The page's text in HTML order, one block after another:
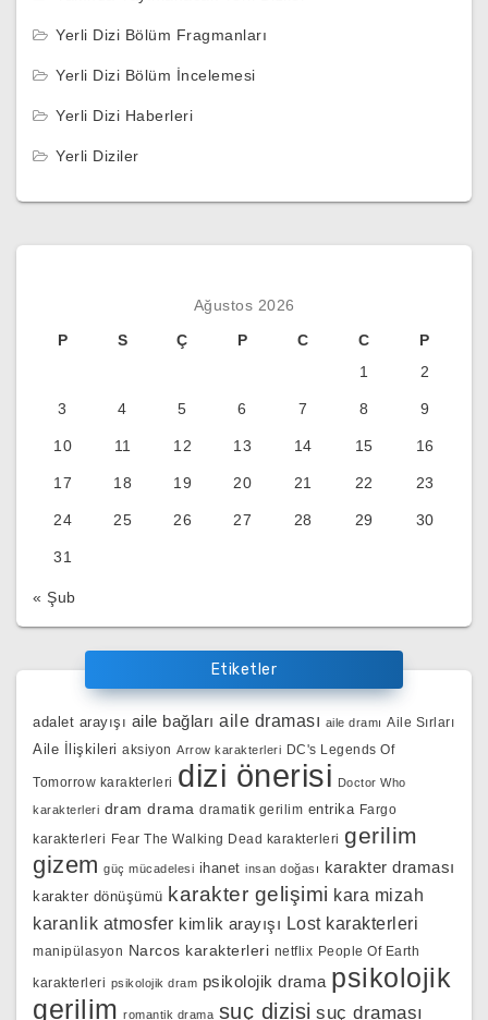
Yerli Dizi Bölüm Fragmanları
Yerli Dizi Bölüm İncelemesi
Yerli Dizi Haberleri
Yerli Diziler
Ağustos 2026
P
S Ç P C C
P
1
2
3 4 5 6 7 8 9
10 11 12 13 14 15 16
17 18 19 20 21 22 23
24 25 26 27 28 29 30
31
« Şub
Etiketler
adalet arayışı aile bağları aile draması aile dramı Aile Sırları
Aile İlişkileri aksiyon Arrow karakterleri DC's Legends Of
Tomorrow karakterleri dizi önerisi Doctor Who
karakterleri dram drama dramatik gerilim entrika Fargo
karakterleri Fear The Walking Dead karakterleri gerilim
gizem güç mücadelesi ihanet insan doğası karakter draması
karakter dönüşümü karakter gelişimi kara mizah
karanlik atmosfer kimlik arayışı Lost karakterleri
manipülasyon Narcos karakterleri netflix People Of Earth
karakterleri psikolojik dram psikolojik drama psikolojik
gerilim romantik drama suç dizisi suç draması